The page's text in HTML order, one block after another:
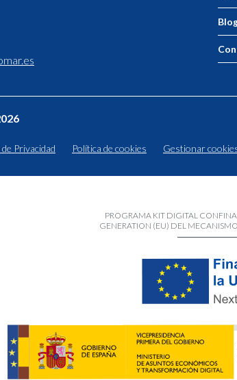
Privacidad Política de cookies Gestionar
PROGRAMA KIT DIGITAL
GENERATION (EU) DEL